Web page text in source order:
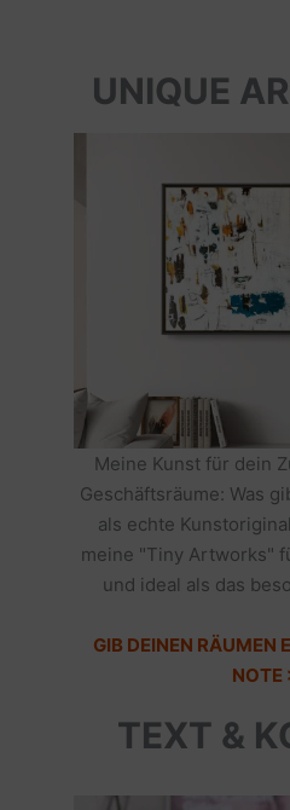
UNIQUE
Meine Kunst für dein
Geschäftsräume: Was
als echte
meine "Tiny Artworks"
und ideal als das
GIB DEINEN RÄUMEN
NOTE
TEXT &